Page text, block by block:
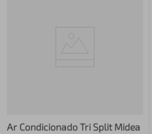
Ar Condicionado Tri Split Midea